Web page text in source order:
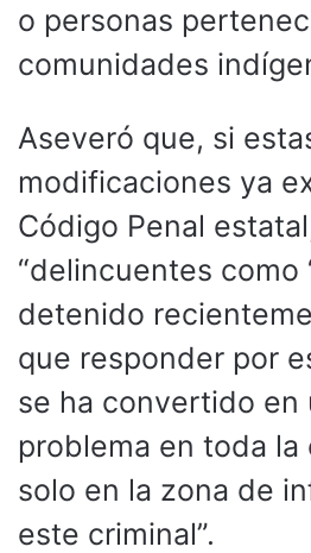
o personas
comunidades
Aseveró que, si
modificaciones ya
Código Penal
“delincuentes como
detenido
que responder por
se ha convertido en
problema en toda la
solo en la zona de
este criminal”.